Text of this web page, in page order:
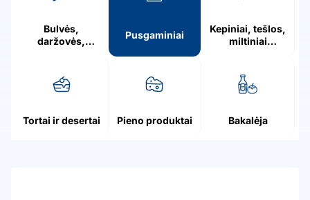
Bulvės,
daržovės,
Pusgaminiai
Kepiniai, tešlos,
miltiniai
Tortai ir desertai Pieno produktai Bakalėja